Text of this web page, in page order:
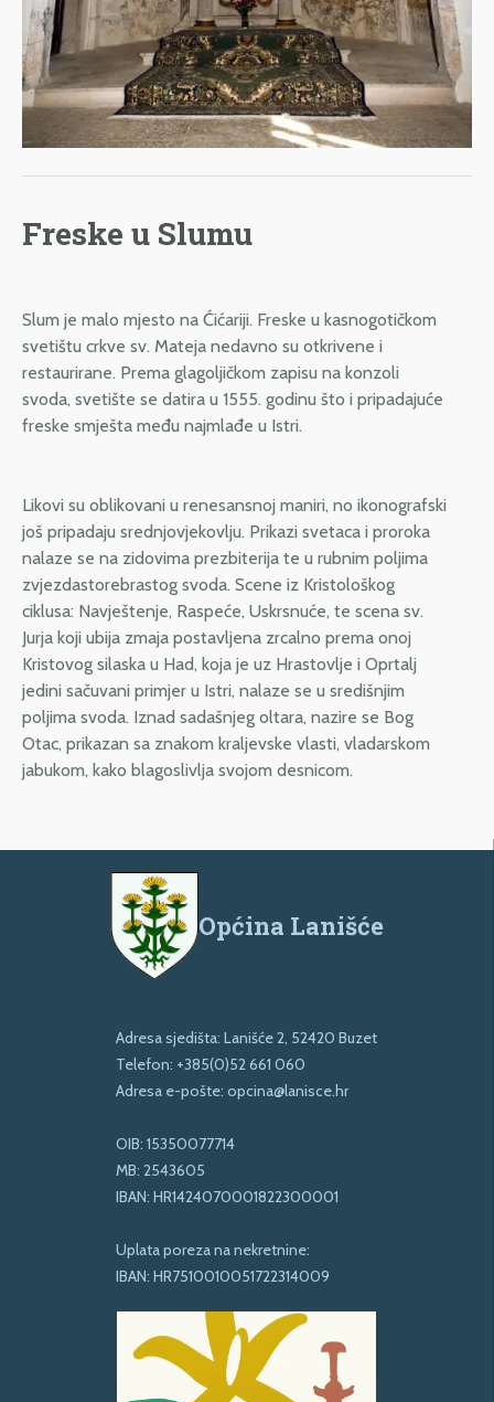
Freske u Slumu
Slum je malo mjesto na Ćićariji. Freske u kasnogotičkom
svetištu crkve sv. Mateja nedavno su otkrivene i
restaurirane. Prema glagoljičkom zapisu na konzoli
svoda, svetište se datira u 1555. godinu što i pripadajuće
freske smješta među najmlađe u Istri.
Likovi su oblikovani u renesansnoj maniri, no ikonografski
još pripadaju srednjovjekovlju. Prikazi svetaca i proroka
nalaze se na zidovima prezbiterija te u rubnim poljima
zvjezdastorebrastog svoda. Scene iz Kristološkog
ciklusa: Navještenje, Raspeće, Uskrsnuće, te scena sv.
Jurja koji ubija zmaja postavljena zrcalno prema onoj
Kristovog silaska u Had, koja je uz Hrastovlje i Oprtalj
jedini sačuvani primjer u Istri, nalaze se u središnjim
poljima svoda. Iznad sadašnjeg oltara, nazire se Bog
Otac, prikazan sa znakom kraljevske vlasti, vladarskom
jabukom, kako blagoslivlja svojom desnicom.
Općina Lanišće
Adresa sjedišta: Lanišće 2, 52420 Buzet
Telefon: +385(0)52 661 060
Adresa e-pošte: opcina@lanisce.hr
OIB: 15350077714
MB: 2543605
IBAN: HR1424070001822300001
Uplata poreza na nekretnine:
IBAN: HR7510010051722314009